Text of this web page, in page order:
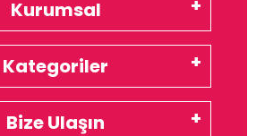
Kurumsal
Kategoriler
Bize Ulaşın